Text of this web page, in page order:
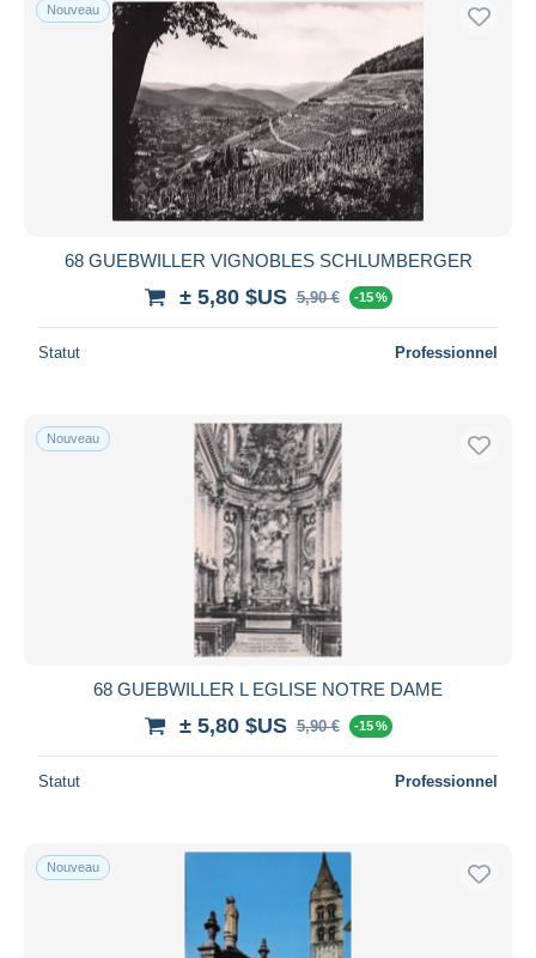
Nouveau
68 GUEBWILLER VIGNOBLES SCHLUMBERGER
± 5,80 $US 5,90 € -15 %
Statut Professionnel
Nouveau
68 GUEBWILLER L EGLISE NOTRE DAME
± 5,80 $US 5,90 € -15 %
Statut Professionnel
Nouveau